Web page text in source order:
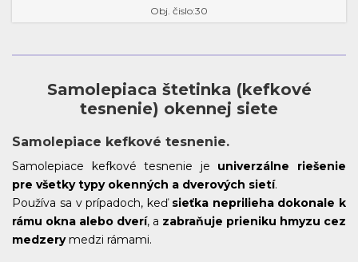
Obj. čislo:30
Samolepiaca štetinka (kefkové
tesnenie) okennej siete
Samolepiace kefkové tesnenie.
Samolepiace kefkové tesnenie je univerzálne riešenie
pre všetky typy okenných a dverových sietí.
Používa sa v prípadoch, keď sieťka neprilieha dokonale k
rámu okna alebo dverí, a zabraňuje prieniku hmyzu cez
medzerymedzi rámami.